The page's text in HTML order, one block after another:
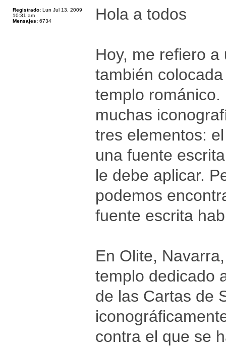
Registrado: Lun Jul 13, 2009
10:31 am
Mensajes: 6734 Hola a todos
Hoy, me refiero
también
templo
muchas
tres elementos:
una fuente
le debe aplicar.
podemos
fuente escrita
En Olite,
templo dedicado
de las Cartas de
contra el que se